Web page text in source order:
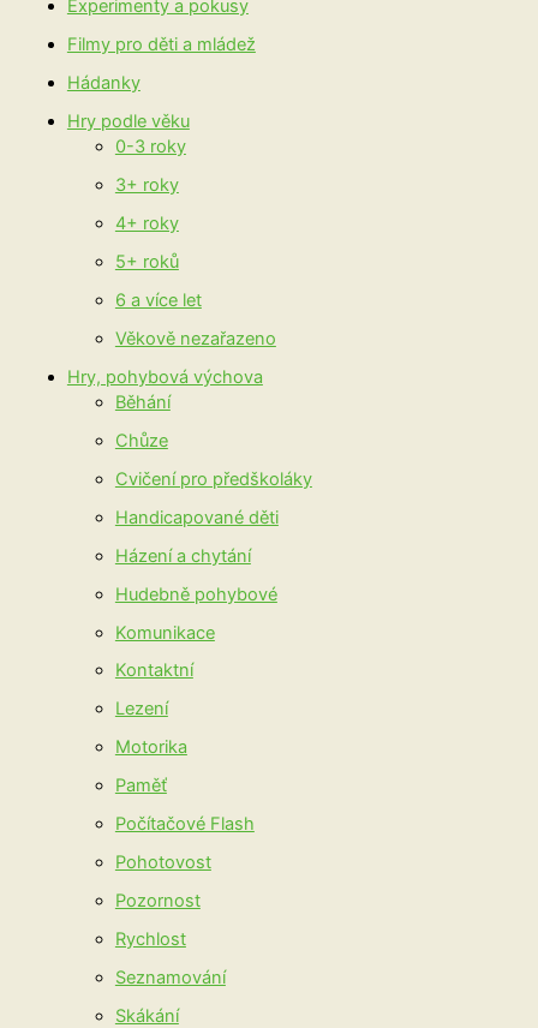
Experimenty a pokusy
Filmy pro děti a mládež
Hádanky
Hry podle věku
0-3 roky
3+ roky
4+ roky
5+ roků
6 a více let
Věkově nezařazeno
Hry, pohybová výchova
Běhání
Chůze
Cvičení pro předškoláky
Handicapované děti
Házení a chytání
Hudebně pohybové
Komunikace
Kontaktní
Lezení
Motorika
Paměť
Počítačové Flash
Pohotovost
Pozornost
Rychlost
Seznamování
Skákání